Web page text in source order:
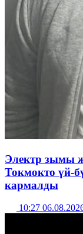
Электр зымы
Токмокто үй-
кармалды
10:27